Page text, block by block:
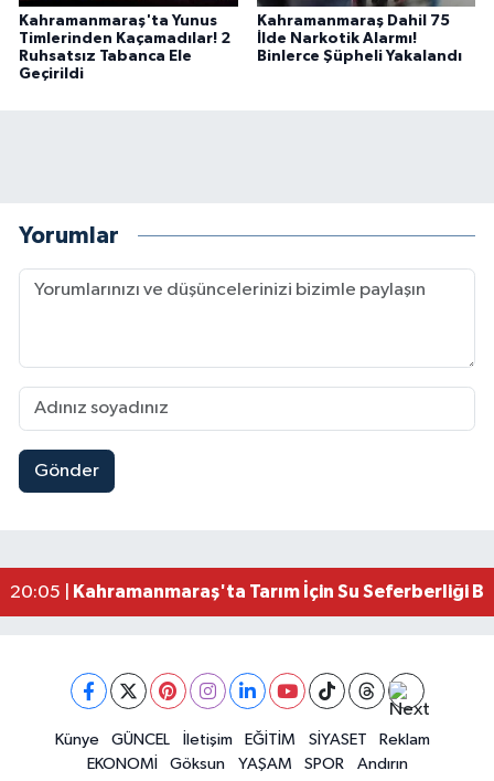
Kahramanmaraş'ta Yunus
Timlerinden Kaçamadılar! 2
Ruhsatsız Tabanca Ele
Geçirildi
Kahramanmaraş Dahil 75
İlde Narkotik Alarmı!
Binlerce Şüpheli Yakalandı
Yorumlar
Gönder
09:11 |Çerçeve Yasa Adalet Komisyonu'ndan Geçti!
20:05 |
Kahramanmaraş'ta Tarım İçin Su Seferberliği
20:02 |Kahramanmaraş'ta 5 Kilometrelik Yolda Sıcak
Kahramanmaraş'ta Korku Dolu Anlar! Metruk
Müge Anlı'da gündeme gelen Palu Ailesi
12:39 |Tayland'daki Okul Saldırısı Kahramanmaraş
Kahramanmaraş'taki Okul Saldırısı Sonrası
Künye GÜNCEL İletişim EĞİTİM SİYASET
Reklam
EKONOMİ
Göksun YAŞAM SPOR Andırın
YARIŞMALAR
TANITIM